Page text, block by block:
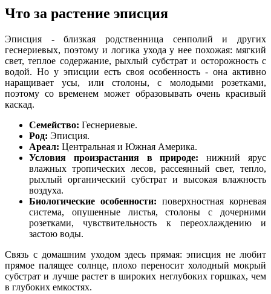
Что за растение эписция
Эписция - близкая родственница сенполий и других
геснериевых, поэтому и логика ухода у нее похожая: мягкий
свет, теплое содержание, рыхлый субстрат и осторожность с
водой. Но у эписции есть своя особенность - она активно
наращивает усы, или столоны, с молодыми розетками,
поэтому со временем может образовывать очень красивый
каскад.
Семейство: Геснериевые.
Род: Эписция.
Ареал: Центральная и Южная Америка.
Условия произрастания в природе: нижний ярус
влажных тропических лесов, рассеянный свет, тепло,
рыхлый органический субстрат и высокая влажность
воздуха.
Биологические особенности: поверхностная корневая
система, опушенные листья, столоны с дочерними
розетками, чувствительность к переохлаждению и
застою воды.
Связь с домашним уходом здесь прямая: эписция не любит
прямое палящее солнце, плохо переносит холодный мокрый
субстрат и лучше растет в широких неглубоких горшках, чем
в глубоких емкостях.